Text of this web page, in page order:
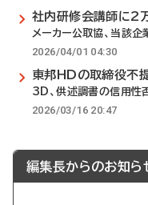
社内研修会講師に2
メーカー公取協、当該
2026/04/01 04:30
東邦HDの取締役不
3D、供述調書の信用性
2026/03/16 20:47
編集長からのお知ら